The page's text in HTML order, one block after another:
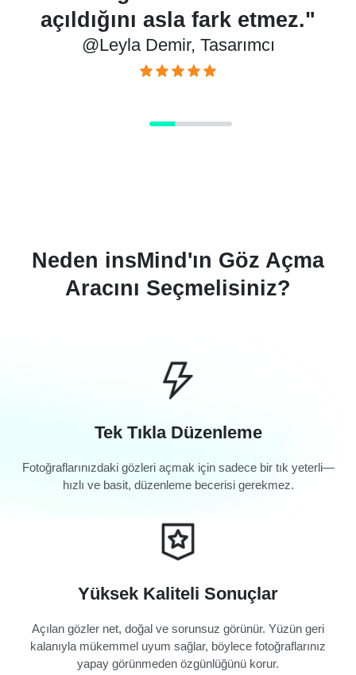
açıldığını asla fark etmez."
@Leyla Demir, Tasarımcı
Neden insMind'ın Göz Açma
Aracını Seçmelisiniz?
Tek Tıkla Düzenleme
Fotoğraflarınızdaki gözleri açmak için sadece bir tık yeterli—
hızlı ve basit, düzenleme becerisi gerekmez.
Yüksek Kaliteli Sonuçlar
Açılan gözler net, doğal ve sorunsuz görünür. Yüzün geri
kalanıyla mükemmel uyum sağlar, böylece fotoğraflarınız
yapay görünmeden özgünlüğünü korur.